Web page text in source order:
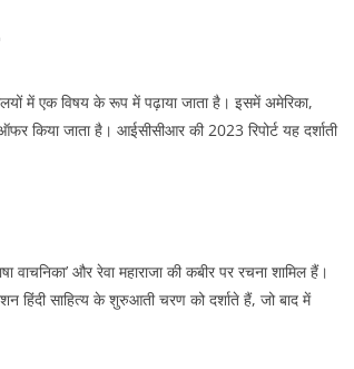
में एक विषय के रूप में पढ़ाया जाता है। इसमें अमेरिका,
किया जाता है। आईसीसीआर की 2023 रिपोर्ट यह दर्शाती
वाचनिका’ और रेवा महाराजा की कबीर पर रचना शामिल हैं।
हिंदी साहित्य के शुरुआती चरण को दर्शाते हैं, जो बाद में